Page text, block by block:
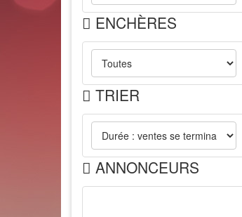
ENCHÈRES
TRIER
ANNONCEURS